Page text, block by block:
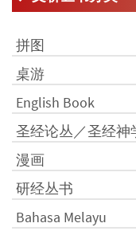
拼图
桌游
English Book
圣经论丛／圣经神
漫画
研经丛书
Bahasa Melayu